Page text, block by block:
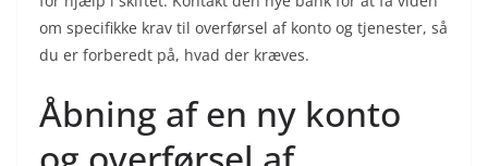
om specifikke krav til overførsel af konto og tjenester, så
du er forberedt på, hvad der kræves.
Åbning af en ny konto